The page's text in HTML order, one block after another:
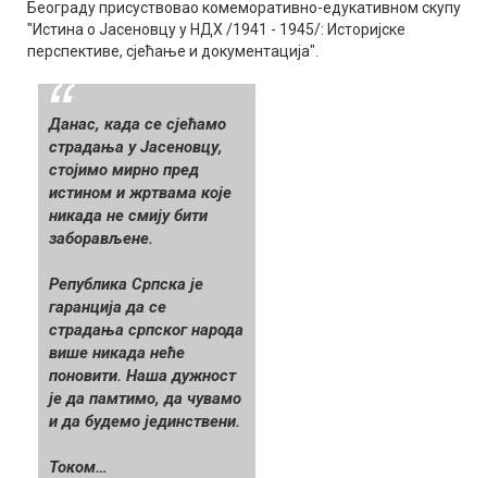
Београду присуствовао комеморативно-едукативном скупу
"Истина о Јасеновцу у НДХ /1941 - 1945/: Историјске
перспективе, сјећање и документација".
Данас, када се сјећамо
страдања у Јасеновцу,
стојимо мирно пред
истином и жртвама које
никада не смију бити
заборављене.
Република Српска је
гаранција да се
страдања српског народа
више никада неће
поновити. Наша дужност
је да памтимо, да чувамо
и да будемо јединствени.
Током…